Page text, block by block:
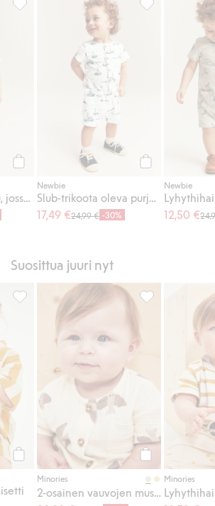
Kudottu potkupuku, jossa on
Newbie
17,49 €24,99 € -30%
Slub-trikoota
Newbie
12,50 €
Suosittua juuri nyt
Osta
Raidallinen musliinisetti, Lisää suosikkeihin
Osta
Minories
2-osainen
Minories